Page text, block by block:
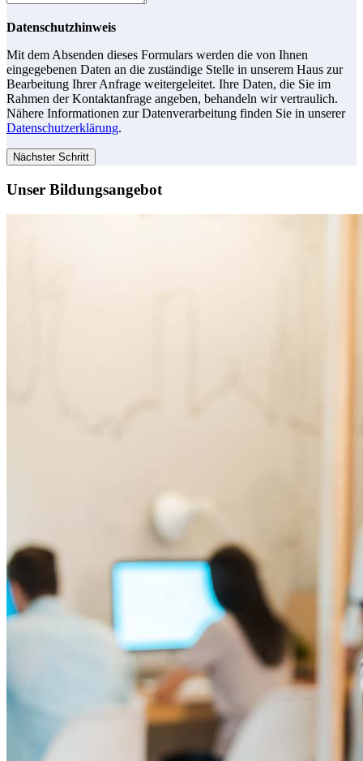
Datenschutzhinweis
Mit dem Absenden dieses Formulars werden die von Ihnen
eingegebenen Daten an die zuständige Stelle in unserem Haus zur
Bearbeitung Ihrer Anfrage weitergeleitet. Ihre Daten, die Sie im
Rahmen der Kontaktanfrage angeben, behandeln wir vertraulich.
Nähere Informationen zur Datenverarbeitung finden Sie in unserer
Datenschutzerklärung.
Nächster Schritt
Unser Bildungsangebot